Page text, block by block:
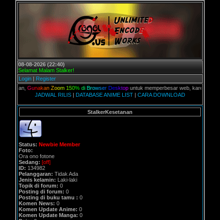
08-08-2026 (22:40)
Selamat Malam Stalker!
Login | Register
Gu nakan Zoom 150 % di Browser Des ktopuntuk memperbesar web, karena aslinya
JADWAL RILIS | DATABASE ANIME LIST | CARA DOWNLOAD
StalkerKesetanan
Status: Newbie Member
Foto:
Ora ono fotone
Sedang: [off]
ID: 134982
Pelanggaran: Tidak Ada
Jenis kelamin: Laki-laki
Topik di forum: 0
Posting di forum: 0
Posting di buku tamu : 0
Komen News: 0
Komen Update Anime: 0
Komen Update Manga: 0